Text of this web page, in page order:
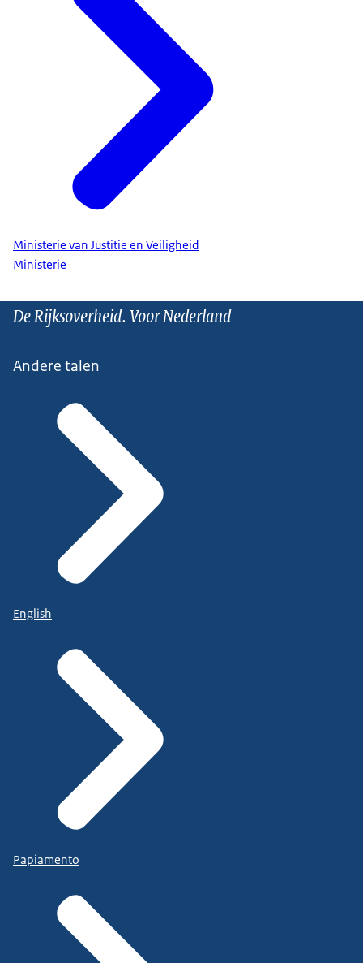
Ministerie van Justitie en Veiligheid
Ministerie
De Rijksoverheid. Voor Nederland
Andere talen
English
Papiamento